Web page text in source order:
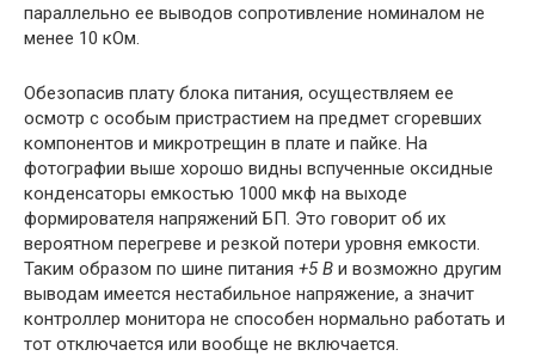
параллельно ее выводов сопротивление номиналом не
менее 10 кОм.
Обезопасив плату блока питания, осуществляем ее
осмотр с особым пристрастием на предмет сгоревших
компонентов и микротрещин в плате и пайке. На
фотографии выше хорошо видны вспученные оксидные
конденсаторы емкостью 1000 мкф на выходе
формирователя напряжений БП. Это говорит об их
вероятном перегреве и резкой потери уровня емкости.
Таким образом по шине питания +5 В и возможно другим
выводам имеется нестабильное напряжение, а значит
контроллер монитора не способен нормально работать и
тот отключается или вообще не включается.